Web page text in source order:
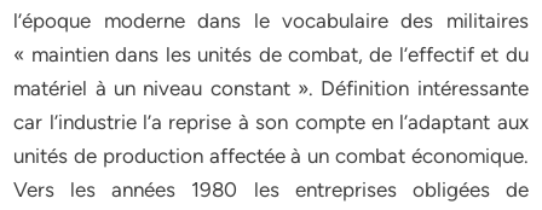
l’époque moderne dans le vocabulaire des militaires
« maintien dans les unités de combat, de l’effectif et du
matériel à un niveau constant ». Définition intéressante
car l’industrie l’a reprise à son compte en l’adaptant aux
unités de production affectée à un combat économique.
Vers les années 1980 les entreprises obligées de